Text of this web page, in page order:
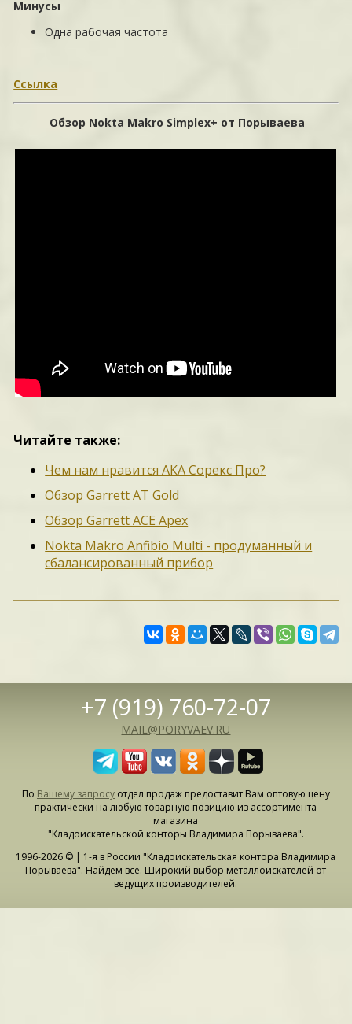
Минусы
Одна рабочая частота
Ссылка
Обзор Nokta Makro Simplex+ от Порываева
Читайте также:
Чем нам нравится АКА Сорекс Про?
Обзор Garrett AT Gold
Обзор Garrett ACE Apex
Nokta Makro Anfibio Multi - продуманный и
сбалансированный прибор
+7 (919) 760-72-07
MAIL@PORYVAEV.RU
По Вашему запросуотдел продаж предоставит Вам оптовую цену
практически на любую товарную позицию из ассортимента
магазина
"Кладоискательской конторы Владимира Порываева".
1996-2026 © | 1-я в России "Кладоискательская контора Владимира
Порываева". Найдем все. Широкий выбор металлоискателей от
ведущих производителей.